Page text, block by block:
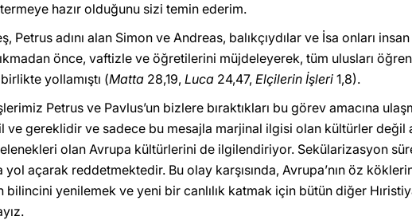
hazır olduğunu sizi temin ederim.
Petrus adını alan Simon ve Andreas, balıkçıydılar ve İsa onları insan
önce, vaftizle ve öğretilerini müjdeleyerek, tüm ulusları
yollamıştı (Matta 28,19, Luca 24,47, Elçilerin İşleri 1,8).
Petrus ve Pavlus’un bizlere bıraktıkları bu görev amacına
ve gereklidir ve sadece bu mesajla marjinal ilgisi olan kültürler değil
olan Avrupa kültürlerini de ilgilendiriyor. Sekülarizasyon
yol açarak reddetmektedir. Bu olay karşısında, Avrupa’nın öz
bilincini yenilemek ve yeni bir canlılık katmak için bütün diğer